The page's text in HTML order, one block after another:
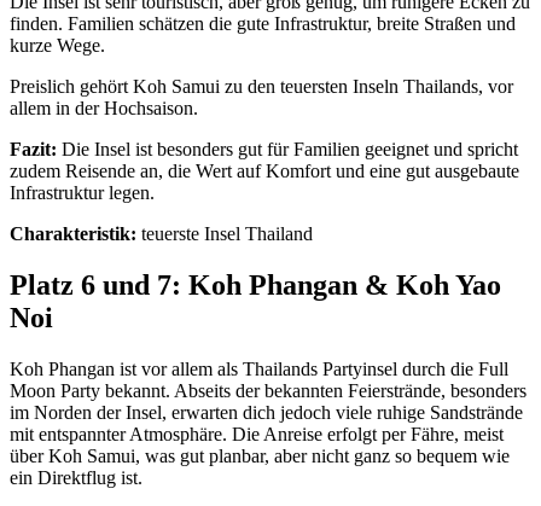
finden. Familien schätzen die gute Infrastruktur, breite Straßen und
kurze Wege.
Preislich gehört Koh Samui zu den teuersten Inseln Thailands, vor
allem in der Hochsaison.
Fazit: Die Insel ist besonders gut für Familien geeignet und spricht
zudem Reisende an, die Wert auf Komfort und eine gut ausgebaute
Infrastruktur legen.
Charakteristik: teuerste Insel Thailand
Platz 6 und 7: Koh Phangan & Koh Yao
Noi
Koh Phangan ist vor allem als Thailands Partyinsel durch die Full
Moon Party bekannt. Abseits der bekannten Feierstrände, besonders
im Norden der Insel, erwarten dich jedoch viele ruhige Sandstrände
mit entspannter Atmosphäre. Die Anreise erfolgt per Fähre, meist
über Koh Samui, was gut planbar, aber nicht ganz so bequem wie
ein Direktflug ist.